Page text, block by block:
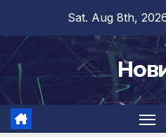
content
Sat. Aug 8th,